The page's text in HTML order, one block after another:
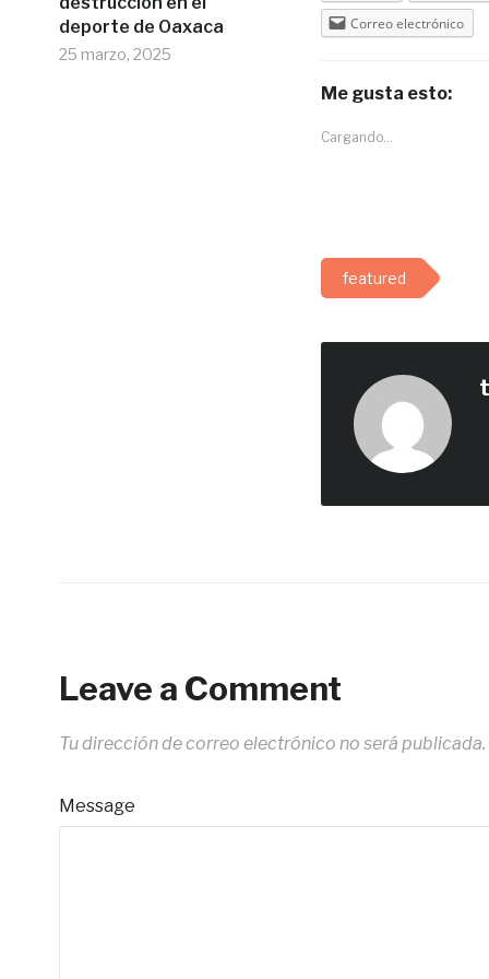
deporte de Oaxaca
25 marzo, 2025
Correo electrónico
Me gusta esto:
Cargando...
featured
Leave a Comment
Tu dirección de correo electrónico no será publicada.
Message